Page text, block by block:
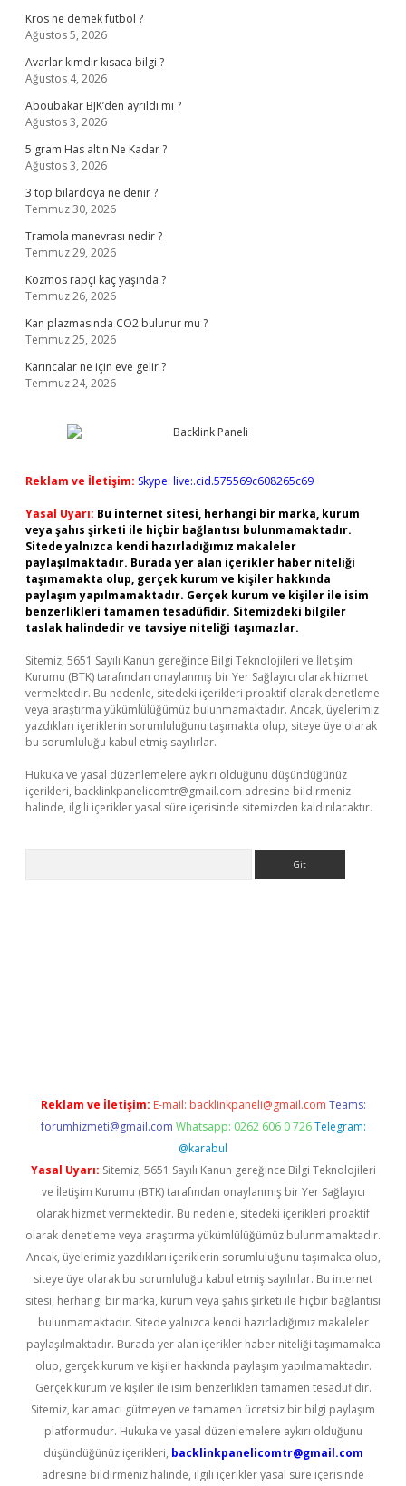
Kros ne demek futbol ?
Ağustos 5, 2026
Avarlar kimdir kısaca bilgi ?
Ağustos 4, 2026
Aboubakar BJK’den ayrıldı mı ?
Ağustos 3, 2026
5 gram Has altın Ne Kadar ?
Ağustos 3, 2026
3 top bilardoya ne denir ?
Temmuz 30, 2026
Tramola manevrası nedir ?
Temmuz 29, 2026
Kozmos rapçi kaç yaşında ?
Temmuz 26, 2026
Kan plazmasında CO2 bulunur mu ?
Temmuz 25, 2026
Karıncalar ne için eve gelir ?
Temmuz 24, 2026
Reklam ve İletişim: Skype: live:.cid.575569c608265c69
Yasal Uyarı: Bu internet sitesi, herhangi bir marka, kurum
veya şahıs şirketi ile hiçbir bağlantısı bulunmamaktadır.
Sitede yalnızca kendi hazırladığımız makaleler
paylaşılmaktadır. Burada yer alan içerikler haber niteliği
taşımamakta olup, gerçek kurum ve kişiler hakkında
paylaşım yapılmamaktadır. Gerçek kurum ve kişiler ile isim
benzerlikleri tamamen tesadüfidir. Sitemizdeki bilgiler
taslak halindedir ve tavsiye niteliği taşımazlar.
Sitemiz, 5651 Sayılı Kanun gereğince Bilgi Teknolojileri ve İletişim
Kurumu (BTK) tarafından onaylanmış bir Yer Sağlayıcı olarak hizmet
vermektedir. Bu nedenle, sitedeki içerikleri proaktif olarak denetleme
veya araştırma yükümlülüğümüz bulunmamaktadır. Ancak, üyelerimiz
yazdıkları içeriklerin sorumluluğunu taşımakta olup, siteye üye olarak
bu sorumluluğu kabul etmiş sayılırlar.
Hukuka ve yasal düzenlemelere aykırı olduğunu düşündüğünüz
içerikleri, backlinkpanelicomtr@gmail.com adresine bildirmeniz
halinde, ilgili içerikler yasal süre içerisinde sitemizden kaldırılacaktır.
Reklam ve İletişim: E-mail: backlinkpaneli@gmail.com Teams:
forumhizmeti@gmail.com Whatsapp: 0262 606 0 726 Telegram:
@karabul
Yasal Uyarı: Sitemiz, 5651 Sayılı Kanun gereğince Bilgi Teknolojileri
ve İletişim Kurumu (BTK) tarafından onaylanmış bir Yer Sağlayıcı
olarak hizmet vermektedir. Bu nedenle, sitedeki içerikleri proaktif
olarak denetleme veya araştırma yükümlülüğümüz bulunmamaktadır.
Ancak, üyelerimiz yazdıkları içeriklerin sorumluluğunu taşımakta olup,
siteye üye olarak bu sorumluluğu kabul etmiş sayılırlar. Bu internet
sitesi, herhangi bir marka, kurum veya şahıs şirketi ile hiçbir bağlantısı
bulunmamaktadır. Sitede yalnızca kendi hazırladığımız makaleler
paylaşılmaktadır. Burada yer alan içerikler haber niteliği taşımamakta
olup, gerçek kurum ve kişiler hakkında paylaşım yapılmamaktadır.
Gerçek kurum ve kişiler ile isim benzerlikleri tamamen tesadüfidir.
Sitemiz, kar amacı gütmeyen ve tamamen ücretsiz bir bilgi paylaşım
platformudur. Hukuka ve yasal düzenlemelere aykırı olduğunu
düşündüğünüz içerikleri, backlinkpanelicomtr@gmail.com
adresine bildirmeniz halinde, ilgili içerikler yasal süre içerisinde